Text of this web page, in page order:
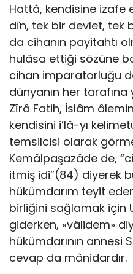
Hattâ, kendisine izafe
dîn, tek bir devlet, tek
da cihanın payitahtı
hulâsa ettiği sözüne
cihan imparatorluğu
dünyanın her tarafına
Zîrâ Fatih, İslâm
kendisini i’lâ-yı
temsilcisi olarak
Kemâlpaşazâde de,
itmiş idi”(84) diyerek
hükümdarım teyit
birliğini sağlamak için
giderken, «vâlidem»
hükümdarının annesi
cevap da mânidardır.